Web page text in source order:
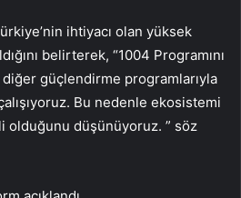
ihtiyacı olan yüksek
belirterek, “1004 Programını
diğer güçlendirme programlarıyla
Bu nedenle ekosistemi
düşünüyoruz. ” söz